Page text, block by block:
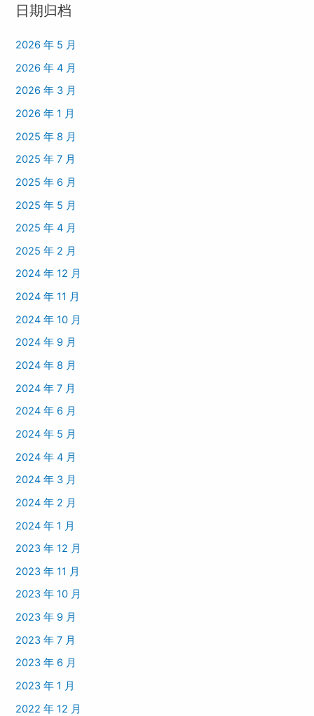
日期归档
2026 年 5 月
2026 年 4 月
2026 年 3 月
2026 年 1 月
2025 年 8 月
2025 年 7 月
2025 年 6 月
2025 年 5 月
2025 年 4 月
2025 年 2 月
2024 年 12 月
2024 年 11 月
2024 年 10 月
2024 年 9 月
2024 年 8 月
2024 年 7 月
2024 年 6 月
2024 年 5 月
2024 年 4 月
2024 年 3 月
2024 年 2 月
2024 年 1 月
2023 年 12 月
2023 年 11 月
2023 年 10 月
2023 年 9 月
2023 年 7 月
2023 年 6 月
2023 年 1 月
2022 年 12 月